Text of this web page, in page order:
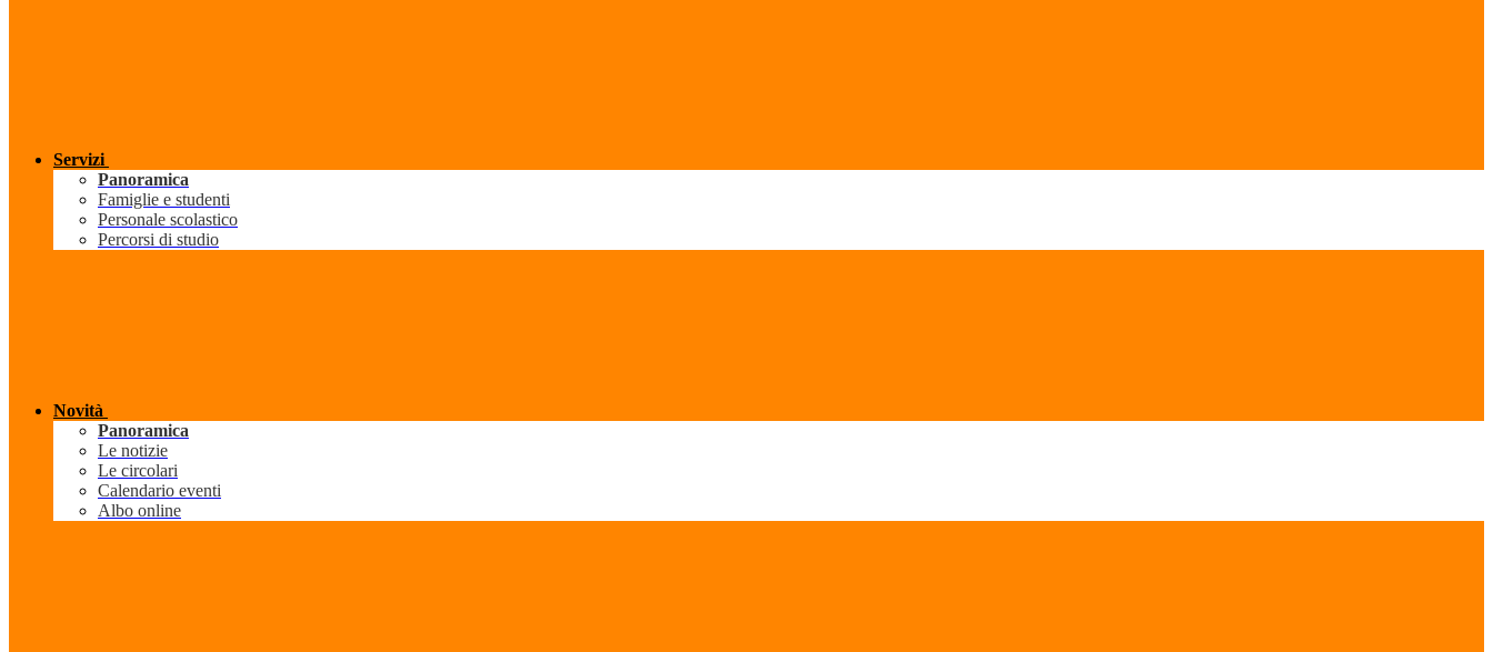
Servizi
Panoramica
Famiglie e studenti
Personale scolastico
Percorsi di studio
Novità
Panoramica
Le notizie
Le circolari
Calendario eventi
Albo online